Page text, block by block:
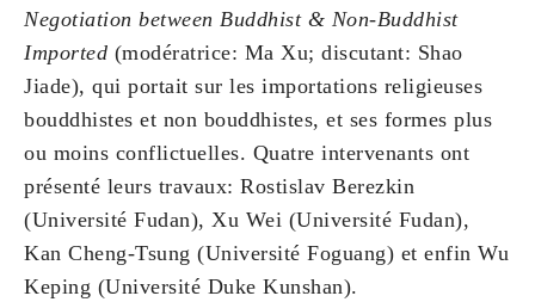
Negotiation between Buddhist & Non-Buddhist
Imported (modératrice: Ma Xu; discutant: Shao
Jiade), qui portait sur les importations religieuses
bouddhistes et non bouddhistes, et ses formes plus
ou moins conflictuelles. Quatre intervenants ont
présenté leurs travaux: Rostislav Berezkin
(Université Fudan), Xu Wei (Université Fudan),
Kan Cheng-Tsung (Université Foguang) et enfin Wu
Keping (Université Duke Kunshan).